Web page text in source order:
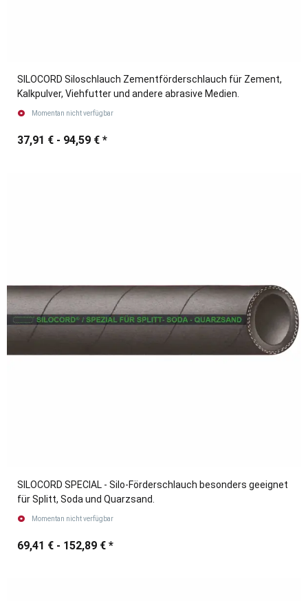
SILOCORD Siloschlauch Zementförderschlauch für Zement,
Kalkpulver, Viehfutter und andere abrasive Medien.
Momentan nicht verfügbar
37,91 € - 94,59 € *
SILOCORD SPECIAL - Silo-Förderschlauch besonders geeignet
für Splitt, Soda und Quarzsand.
Momentan nicht verfügbar
69,41 € - 152,89 € *